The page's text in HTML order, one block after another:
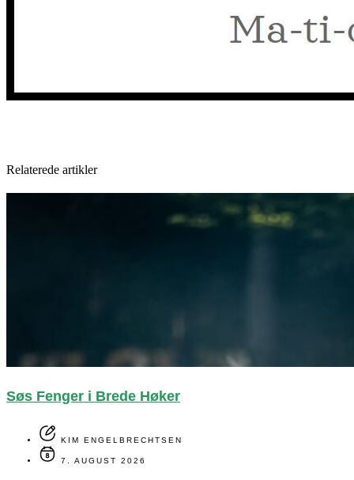
Relaterede artikler
Søs Fenger i Brede Høker
KIM ENGELBRECHTSEN
7. AUGUST 2026